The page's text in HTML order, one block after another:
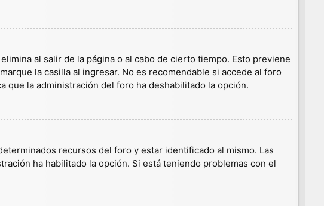
al salir de la página o al cabo de cierto tiempo. Esto previene
la casilla al ingresar. No es recomendable si accede al foro
que la administración del foro ha deshabilitado la opción.
recursos del foro y estar identificado al mismo. Las
ha habilitado la opción. Si está teniendo problemas con el